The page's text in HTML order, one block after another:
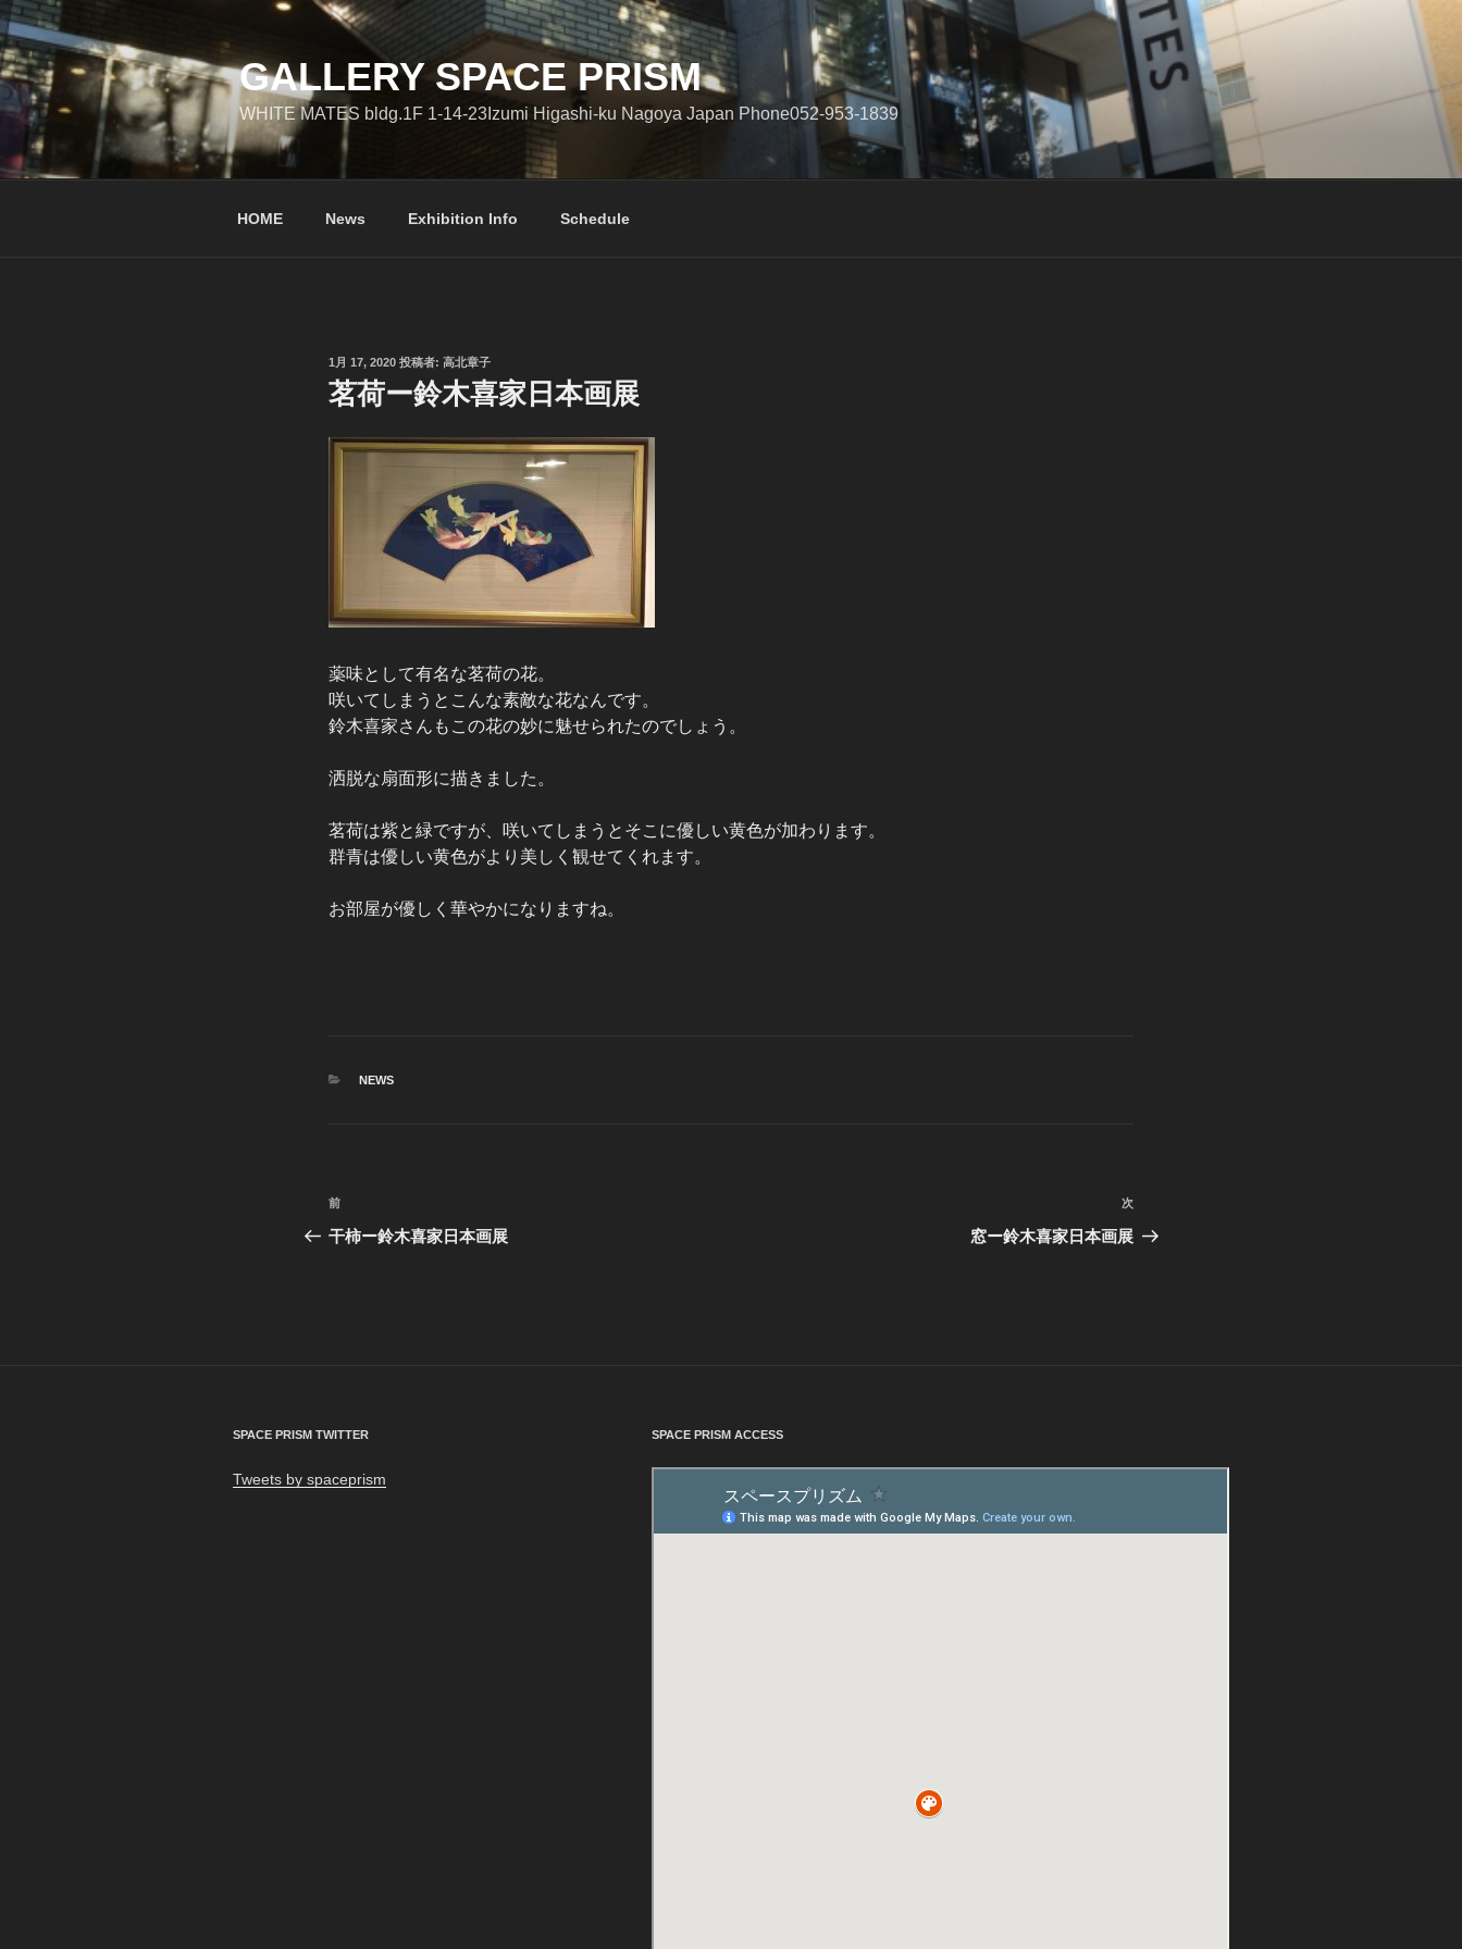
コ
ン
テ
ン
ツ
ス
GALLERY SPACE PRISM
WHITE MATES bldg.1F 1-14-23Izumi Higashi-ku Nagoya Japan Phone052-953-1839
HOME News Exhibition Info Schedule
投
稿
日:
1月 17, 2020 投稿者: 高北章子
茗荷ー鈴木喜家日本画展
薬味として有名な茗荷の花。
咲いてしまうとこんな素敵な花なんです。
鈴木喜家さんもこの花の妙に魅せられたのでしょう。
洒脱な扇面形に描きました。
茗荷は紫と緑ですが、咲いてしまうとそこに優しい黄色が加わります。
群青は優しい黄色がより美しく観せてくれます。
お部屋が優しく華やかになりますね。
カ
NEWS
投
稿
シ
ョ
前
の
前
干柿ー鈴木喜家日本画展
次
の
次
窓ー鈴木喜家日本画展
SPACE PRISM TWITTER
Tweets by spaceprism
SPACE PRISM ACCESS